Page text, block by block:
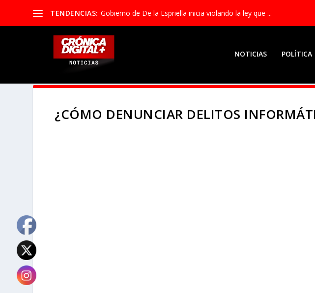
TENDENCIAS: Gobierno de De la Espriella inicia violando la ley que ...
NOTICIAS POLÍTICA
¿CÓMO DENUNCIAR DELITOS